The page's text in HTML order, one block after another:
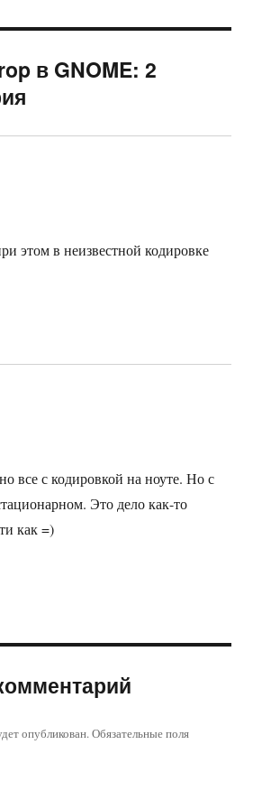
в GNOME: 2
этом в неизвестной кодировке
все с кодировкой на ноуте. Но с
Это дело как-то
как =)
опубликован.Обязательные поля